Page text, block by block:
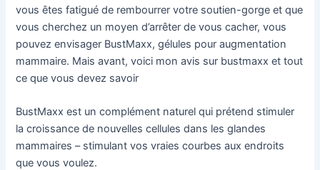
vous êtes fatigué de rembourrer votre soutien-gorge et que
vous cherchez un moyen d’arrêter de vous cacher, vous
pouvez envisager BustMaxx, gélules pour augmentation
mammaire. Mais avant, voici mon avis sur bustmaxx et tout
ce que vous devez savoir
BustMaxx est un complément naturel qui prétend stimuler
la croissance de nouvelles cellules dans les glandes
mammaires – stimulant vos vraies courbes aux endroits
que vous voulez.